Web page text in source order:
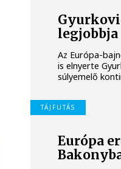
legjobbja
Az Európa-
is elnyerte
súlyemelő
TÁJFUTÁS
Európa